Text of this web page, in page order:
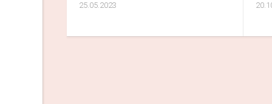
25.05.2023